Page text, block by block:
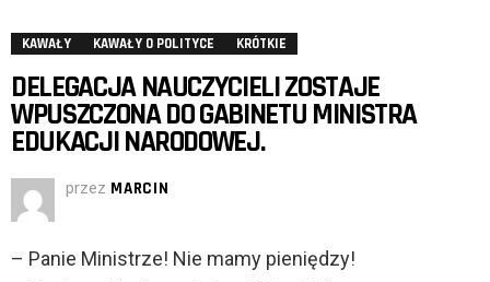
KAWAŁY KAWAŁY O POLITYCE KRÓTKIE
DELEGACJA NAUCZYCIELI ZOSTAJE
WPUSZCZONA DO GABINETU MINISTRA
EDUKACJI NARODOWEJ.
przez MARCIN
– Panie Ministrze! Nie mamy pieniędzy!